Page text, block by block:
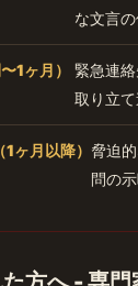
な文言
1ヶ月）
緊急連
取り立
ヶ月以降） 脅迫
問の